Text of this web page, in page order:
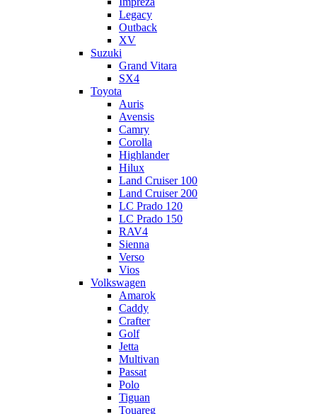
Legacy
Outback
XV
Suzuki
Grand Vitara
SX4
Toyota
Auris
Avensis
Camry
Corolla
Highlander
Hilux
Land Cruiser 100
Land Cruiser 200
LC Prado 120
LC Prado 150
RAV4
Sienna
Verso
Vios
Volkswagen
Amarok
Caddy
Crafter
Golf
Jetta
Multivan
Passat
Polo
Tiguan
Touareg